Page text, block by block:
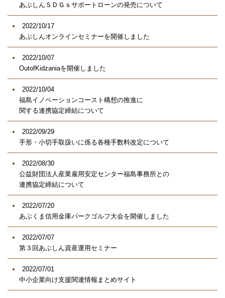
あぶしんＳＤＧｓサポートローンの発売について
2022/10/17
あぶしんオンラインセミナーを開催しました
2022/10/07
OutofKidzaniaを開催しました
2022/10/04
福島イノベーションコースト構想の推進に
関する連携協定締結について
2022/09/29
手形・小切手取扱いに係る各種手数料改定について
2022/08/30
公益財団法人産業雇用安定センター福島事務所との
連携協定締結について
2022/07/20
あぶくま信用金庫パークゴルフ大会を開催しました
2022/07/07
第３回あぶしん資産運用セミナー
2022/07/01
中小企業向け支援関連情報まとめサイト